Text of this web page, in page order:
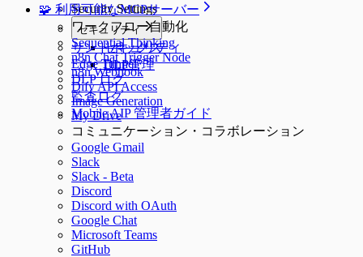
Security Settings
セキュリティ
セキュリティ
DLP管理
サンドボックス
Edge Tunnel
DLP ログ
監査ログ
Mobile AIP 管理者ガイド
🧩 利用可能なMCPサーバー
ワークフロー自動化
Sequential Thinking
n8n Chat Trigger Node
n8n Webhook
Dify API Access
Image Generation
My Drive
コミュニケーション・コラボレーション
Google Gmail
Slack
Slack - Beta
Discord
Discord with OAuth
Google Chat
Microsoft Teams
GitHub